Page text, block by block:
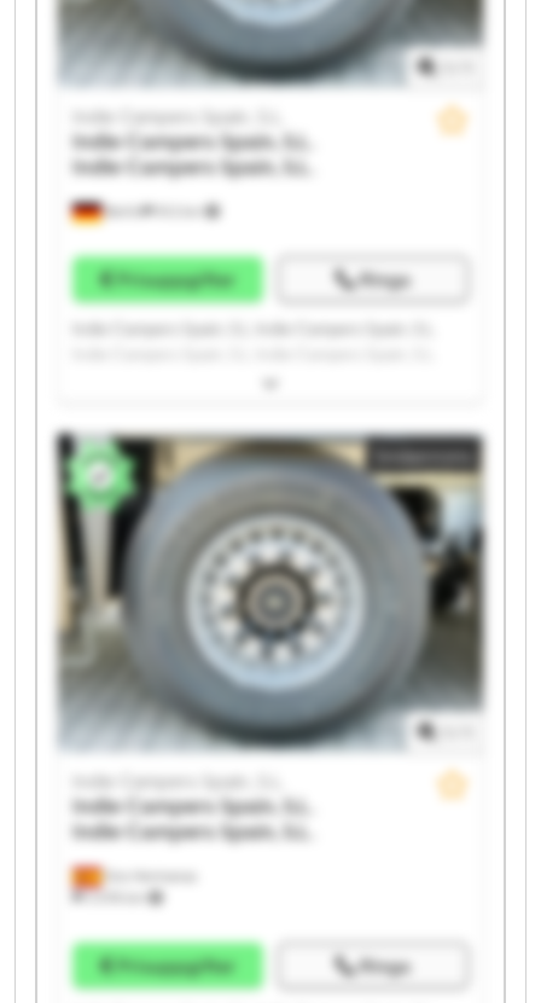
Berlin
Indie Campers Spain, S.L.
Indie Campers Spain, S.L.
Indie Campers Spain, S.L.
Prisuppgifter Ringa
Indie Campers Spain, S.L. Indie Campers Spain, S.L.
Indie Campers Spain, S.L. Indie Campers Spain, S.L.
Indie Campers Spain, S.L. Indie Campers Spain, S.L.
Indie Campers Spain, S.L. Indie Campers Spain, S.L.
Indie Campers Spain, S.L. Indie Campers Spain, S.L.
Indie Campers Spain, S.L. Indie Campers Spain, S.L.
Indie Campers Spain, S.L. Indie Campers Spain, S.L.
Indie Campers Spain, S.L. Indie Campers Spain, S.L.
Småannons
Dos Hermanas
3 078 km
Indie Campers Spain, S.L.
Indie Campers Spain, S.L.
Indie Campers Spain, S.L.
Prisuppgifter Ringa